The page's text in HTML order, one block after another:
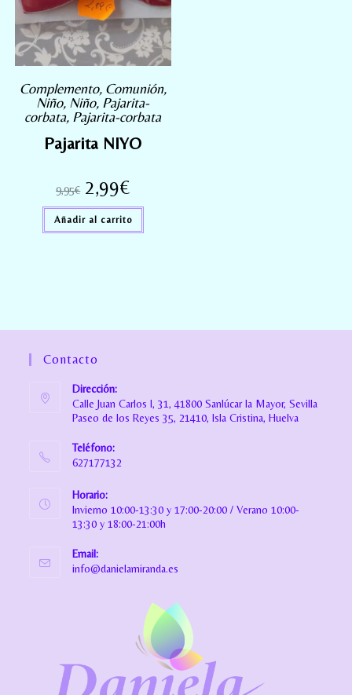
Complemento, Comunión,
Niño, Niño, Pajarita-
corbata, Pajarita-corbata
Pajarita NIYO
9,95€ 2,99€
Añadir al carrito
Contacto
Dirección:
Calle Juan Carlos I, 31, 41800 Sanlúcar la Mayor, Sevilla
Paseo de los Reyes 35, 21410, Isla Cristina, Huelva
Teléfono:
627177132
Horario:
Invierno 10:00-13:30 y 17:00-20:00 / Verano 10:00-
13:30 y 18:00-21:00h
Email:
info@danielamiranda.es